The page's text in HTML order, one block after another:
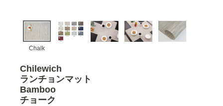
Chalk
Chilewich
ランチョンマット
Bamboo
チョーク